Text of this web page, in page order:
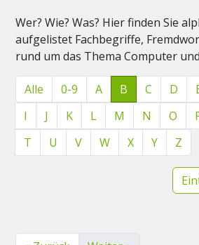
Wer? Wie? Was? Hier finden Sie
aufgelistet Fachbegriffe,
rund um das Thema Computer
Alle 0-9 A B C D
I
J K L M N O
T
U V W X Y Z